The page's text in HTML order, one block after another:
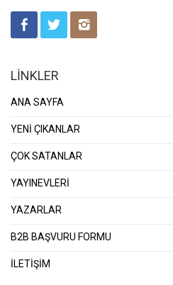
LİNKLER
ANA SAYFA
YENİ ÇIKANLAR
ÇOK SATANLAR
YAYINEVLERİ
YAZARLAR
B2B BAŞVURU FORMU
İLETİŞİM